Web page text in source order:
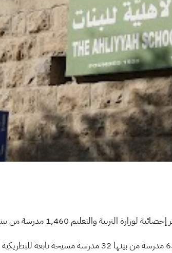
من بينها 68 مدرسة مسيحية موزعة في 7 محافظات في الأردن.
وتبلغ عدد المدارس الخاصة في العاصمة عمان 634